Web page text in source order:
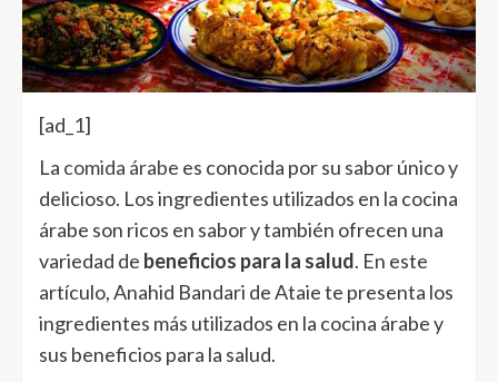
[ad_1]
La comida árabe es conocida por su sabor único y
delicioso. Los ingredientes utilizados en la cocina
árabe son ricos en sabor y también ofrecen una
variedad de beneficios para la salud. En este
artículo, Anahid Bandari de Ataie te presenta los
ingredientes más utilizados en la cocina árabe y
sus beneficios para la salud.